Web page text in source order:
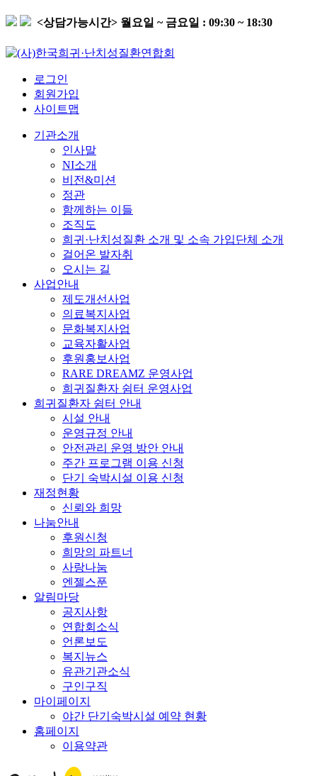
<상담가능시간> 월요일 ~ 금요일 : 09:30 ~ 18:30
로그인
회원가입
사이트맵
기관소개
인사말
NI소개
비전&미션
정관
함께하는 이들
조직도
희귀·난치성질환 소개 및 소속 가입단체 소개
걸어온 발자취
오시는 길
사업안내
제도개선사업
의료복지사업
문화복지사업
교육자활사업
후원홍보사업
RARE DREAMZ 운영사업
희귀질환자 쉼터 운영사업
희귀질환자 쉼터 안내
시설 안내
운영규정 안내
안전관리 운영 방안 안내
주간 프로그램 이용 신청
단기 숙박시설 이용 신청
재정현황
신뢰와 희망
나눔안내
후원신청
희망의 파트너
사랑나눔
엔젤스푼
알림마당
공지사항
연합회소식
언론보도
복지뉴스
유관기관소식
구인구직
마이페이지
야간 단기숙박시설 예약 현황
홈페이지
이용약관